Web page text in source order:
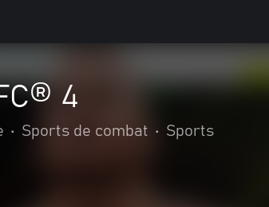
4
• Sports de combat • Sports